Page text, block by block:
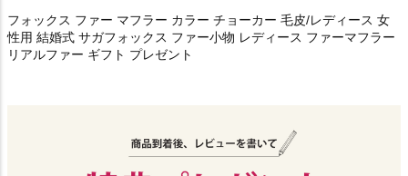
フォックス ファー マフラー カラー チョーカー 毛皮/レディース 女
性用 結婚式 サガフォックス ファー小物 レディース ファーマフラー
リアルファー ギフト プレゼント